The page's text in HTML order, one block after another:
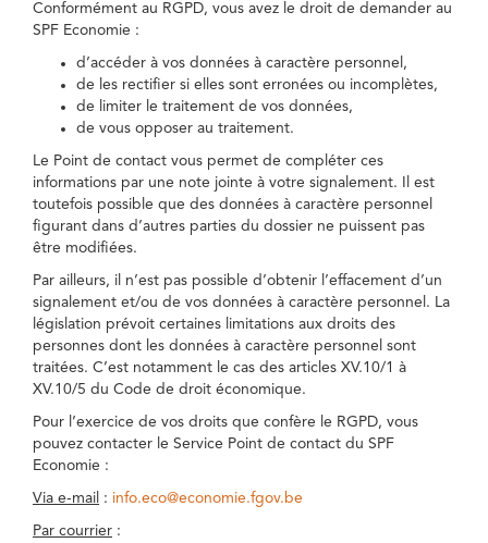
Conformément au RGPD, vous avez le droit de demander au
SPF Economie :
d’accéder à vos données à caractère personnel,
de les rectifier si elles sont erronées ou incomplètes,
de limiter le traitement de vos données,
de vous opposer au traitement.
Le Point de contact vous permet de compléter ces
informations par une note jointe à votre signalement. Il est
toutefois possible que des données à caractère personnel
figurant dans d’autres parties du dossier ne puissent pas
être modifiées.
Par ailleurs, il n’est pas possible d’obtenir l’effacement d’un
signalement et/ou de vos données à caractère personnel. La
législation prévoit certaines limitations aux droits des
personnes dont les données à caractère personnel sont
traitées. C’est notamment le cas des articles XV.10/1 à
XV.10/5 du Code de droit économique.
Pour l’exercice de vos droits que confère le RGPD, vous
pouvez contacter le Service Point de contact du SPF
Economie :
Via e-mail : info.eco@economie.fgov.be
Par courrier :